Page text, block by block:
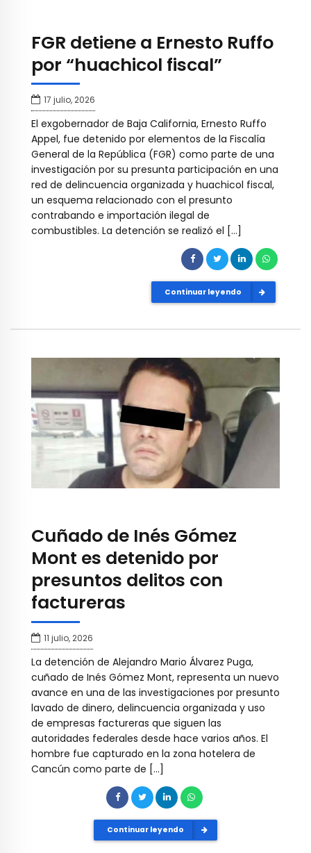
FGR detiene a Ernesto Ruffo
por “huachicol fiscal”
17 julio, 2026
El exgobernador de Baja California, Ernesto Ruffo
Appel, fue detenido por elementos de la Fiscalía
General de la República (FGR) como parte de una
investigación por su presunta participación en una
red de delincuencia organizada y huachicol fiscal,
un esquema relacionado con el presunto
contrabando e importación ilegal de
combustibles. La detención se realizó el […]
Continuar leyendo
Cuñado de Inés Gómez
Mont es detenido por
presuntos delitos con
factureras
11 julio, 2026
La detención de Alejandro Mario Álvarez Puga,
cuñado de Inés Gómez Mont, representa un nuevo
avance en una de las investigaciones por presunto
lavado de dinero, delincuencia organizada y uso
de empresas factureras que siguen las
autoridades federales desde hace varios años. El
hombre fue capturado en la zona hotelera de
Cancún como parte de […]
Continuar leyendo